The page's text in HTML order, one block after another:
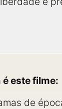
é este filme:
de